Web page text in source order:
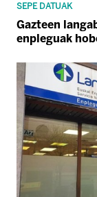
SEPE DATUAK
Gazteen
enpleguak